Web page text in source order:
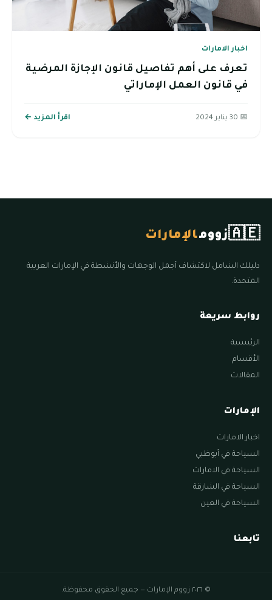
اخبار الامارات
تعرف على أهم تفاصيل قانون الإجازة المرضية
في قانون العمل الإماراتي
📅 30 يناير 2024 اقرأ المزيد ←
🇦🇪زوومالإمارات
دليلك الشامل لاكتشاف أجمل الوجهات والأنشطة في الإمارات العربية
المتحدة.
روابط سريعة
الرئيسية
الأقسام
المقالات
الإمارات
اخبار الامارات
السياحة في أبوظبي
السياحة في الامارات
السياحة في الشارقة
السياحة في العين
تابعنا
© ٢٠٢٦ زووم الإمارات — جميع الحقوق محفوظة.